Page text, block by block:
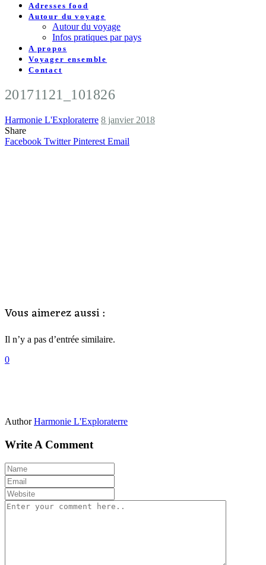
Adresses food
Autour du voyage
Autour du voyage
Infos pratiques par pays
A propos
Voyager ensemble
Contact
20171121_101826
Harmonie L'Exploraterre 8 janvier 2018
Share
Facebook Twitter Pinterest Email
Vous aimerez aussi :
Il n’y a pas d’entrée similaire.
0
Author Harmonie L'Exploraterre
Write A Comment